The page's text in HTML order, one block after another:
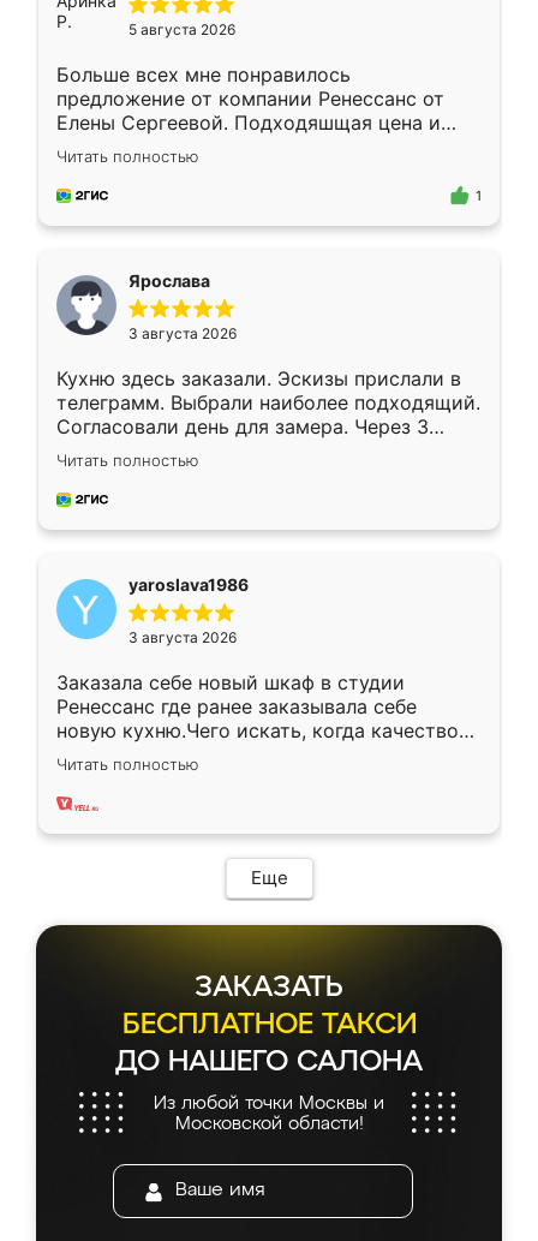
5 августа 2026
Больше всех мне понравилось
предложение от компании Ренессанс от
Елены Сергеевой. Подходяшщая цена и
короткие сроки изготовления. Приехавший
для замера сотрудник Владислав
предложил по моему эскизу самый
Читать полностью
1
Ярослава
3 августа 2026
Кухню здесь заказали. Эскизы прислали в
телеграмм. Выбрали наиболее подходящий.
Согласовали день для замера. Через 3
недели кухня была уже готова. Остались
довольны работой. Спасибо Ренессанс
мебель за качественную работу!
Читать полностью
yaroslava1986
3 августа 2026
Заказала себе новый шкаф в студии
Ренессанс где ранее заказывала себе
новую кухню.Чего искать, когда качеством
вполне довольна. Служит кухня уже почти
два года, нареканий нет.
Читать полностью
Еще
ЗАКАЗАТЬ
БЕСПЛАТНОЕ ТАКСИ
ДО НАШЕГО САЛОНА
Из любой точки Москвы и
Московской области!